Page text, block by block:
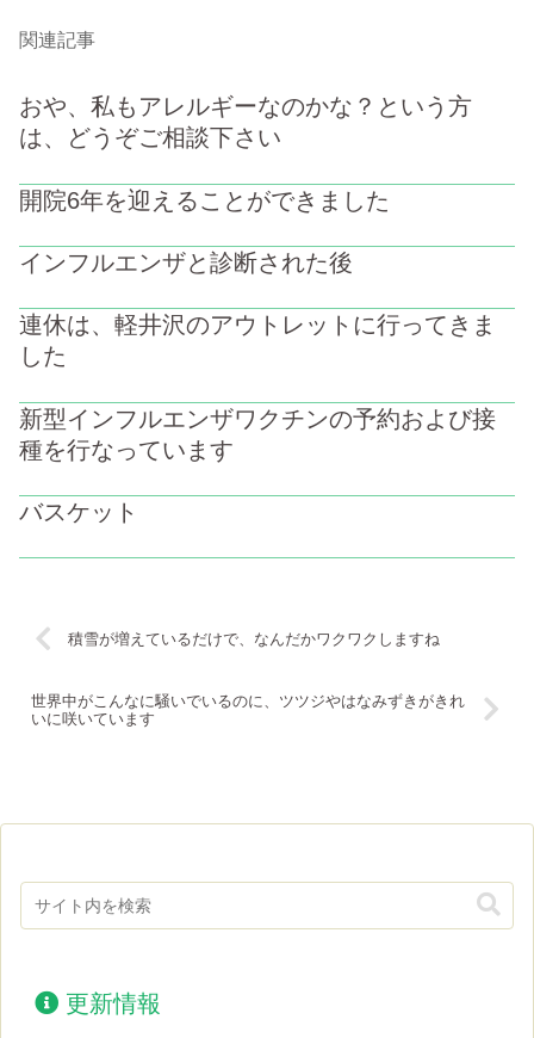
関連記事
おや、私もアレルギーなのかな？という方
は、どうぞご相談下さい
開院6年を迎えることができました
インフルエンザと診断された後
連休は、軽井沢のアウトレットに行ってきま
した
新型インフルエンザワクチンの予約および接
種を行なっています
バスケット
積雪が増えているだけで、なんだかワクワクしますね
世界中がこんなに騒いでいるのに、ツツジやはなみずきがきれ
いに咲いています
更新情報